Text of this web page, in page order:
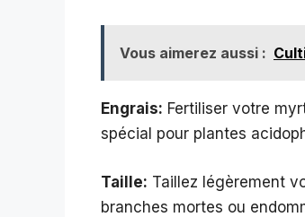
Vous aimerez aussi :
Engrais: Fertiliser votre
spécial pour plantes
Taille: Taillez légèrement
branches mortes ou